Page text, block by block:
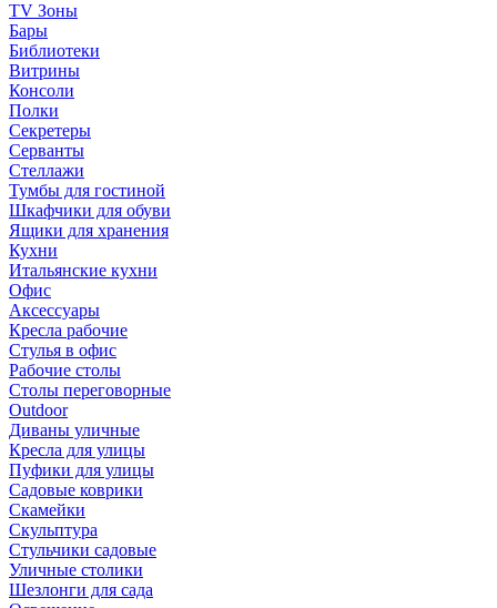
TV Зоны
Бары
Библиотеки
Витрины
Консоли
Полки
Секретеры
Серванты
Стеллажи
Тумбы для гостиной
Шкафчики для обуви
Ящики для хранения
Кухни
Итальянские кухни
Офис
Аксессуары
Кресла рабочие
Стулья в офис
Рабочие столы
Столы переговорные
Outdoor
Диваны уличные
Кресла для улицы
Пуфики для улицы
Садовые коврики
Скамейки
Скульптура
Стульчики садовые
Уличные столики
Шезлонги для сада